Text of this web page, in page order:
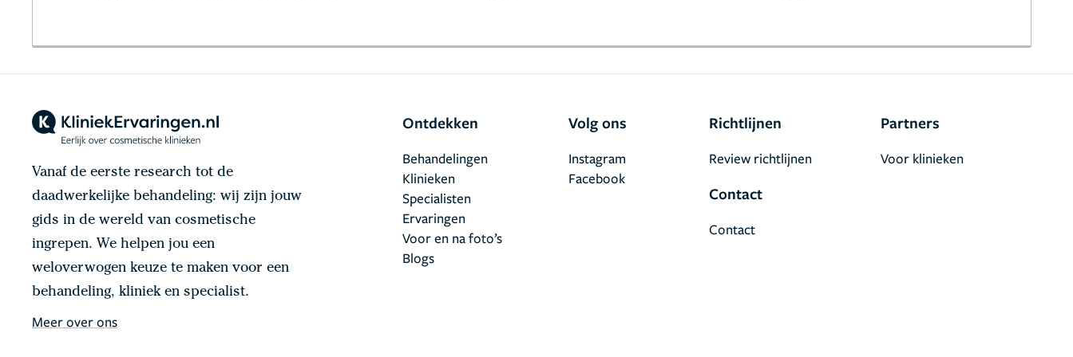
Vanaf de eerste research tot de
daadwerkelijke behandeling: wij zijn jouw
gids in de wereld van cosmetische
ingrepen. We helpen jou een
weloverwogen keuze te maken voor een
behandeling, kliniek en specialist.
Meer over ons
Ontdekken
Behandelingen
Klinieken
Specialisten
Ervaringen
Voor en na foto’s
Blogs
Volg ons
Facebook
Instagram
Richtlijnen
Review richtlijnen
Contact
Contact
Partners
Voor klinieken